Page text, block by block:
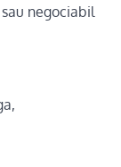
negociabil